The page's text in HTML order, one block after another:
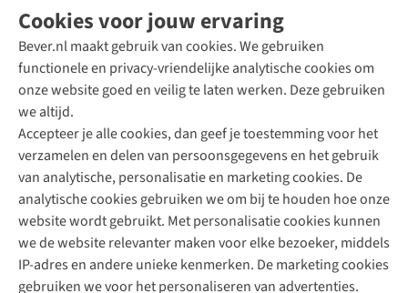
Cookies voor jouw ervaring
Bever.nl maakt gebruik van cookies. We gebruiken
functionele en privacy-vriendelijke analytische cookies om
onze website goed en veilig te laten werken. Deze gebruiken
we altijd.
Accepteer je alle cookies, dan geef je toestemming voor het
verzamelen en delen van persoonsgegevens en het gebruik
van analytische, personalisatie en marketing cookies. De
analytische cookies gebruiken we om bij te houden hoe onze
website wordt gebruikt. Met personalisatie cookies kunnen
we de website relevanter maken voor elke bezoeker, middels
IP-adres en andere unieke kenmerken. De marketing cookies
gebruiken we voor het personaliseren van advertenties.
Direct advies van een Buitenexpert
+31 (0)85 888 50 88
+31 6 12 28 49 80
Contactformulier